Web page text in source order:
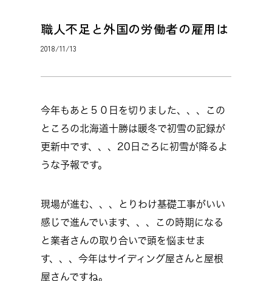
職人不足と外国の労働者の雇用は
2018/11/13
今年もあと５０日を切りました、、、この
ところの北海道十勝は暖冬で初雪の記録が
更新中です、、、20日ごろに初雪が降るよ
うな予報です。
現場が進む、、、とりわけ基礎工事がいい
感じで進んでいます、、、この時期になる
と業者さんの取り合いで頭を悩ませま
す、、、今年はサイディング屋さんと屋根
屋さんですね。